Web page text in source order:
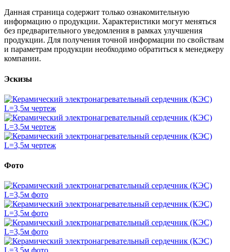
Данная страница содержит только ознакомительную
информацию о продукции. Характеристики могут меняться
без предварительного уведомления в рамках улучшения
продукции. Для получения точной информации по свойствам
и параметрам продукции необходимо обратиться к менеджеру
компании.
Эскизы
Фото